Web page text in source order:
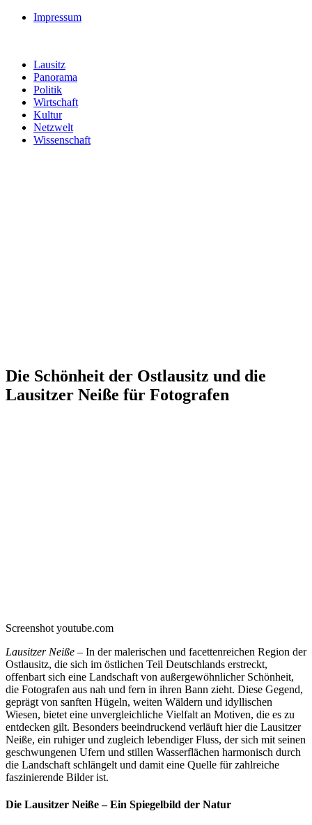
Impressum
Lausitz
Panorama
Politik
Wirtschaft
Kultur
Netzwelt
Wissenschaft
Die Schönheit der Ostlausitz und die
Lausitzer Neiße für Fotografen
Screenshot youtube.com
Lausitzer Neiße – In der malerischen und facettenreichen Region der
Ostlausitz, die sich im östlichen Teil Deutschlands erstreckt,
offenbart sich eine Landschaft von außergewöhnlicher Schönheit,
die Fotografen aus nah und fern in ihren Bann zieht. Diese Gegend,
geprägt von sanften Hügeln, weiten Wäldern und idyllischen
Wiesen, bietet eine unvergleichliche Vielfalt an Motiven, die es zu
entdecken gilt. Besonders beeindruckend verläuft hier die Lausitzer
Neiße, ein ruhiger und zugleich lebendiger Fluss, der sich mit seinen
geschwungenen Ufern und stillen Wasserflächen harmonisch durch
die Landschaft schlängelt und damit eine Quelle für zahlreiche
faszinierende Bilder ist.
Die Lausitzer Neiße – Ein Spiegelbild der Natur